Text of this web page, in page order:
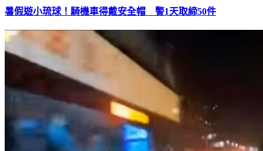
暑假遊小琉球！騎機車得戴安全帽 警1天取締50件